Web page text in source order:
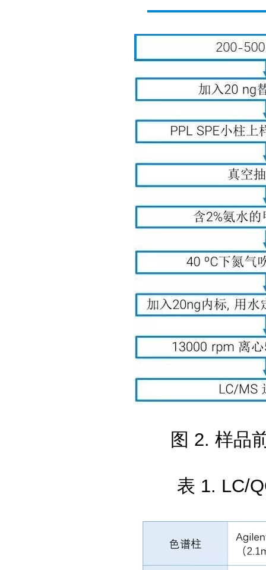
图 2. 样品
表 1. LC/